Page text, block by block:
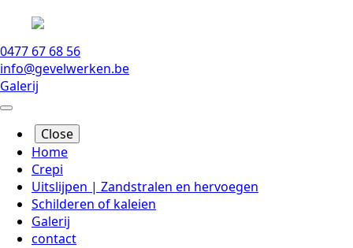
0477 67 68 56
info@gevelwerken.be
Galerij
Close
Home
Crepi
Uitslijpen | Zandstralen en hervoegen
Schilderen of kaleien
Galerij
contact